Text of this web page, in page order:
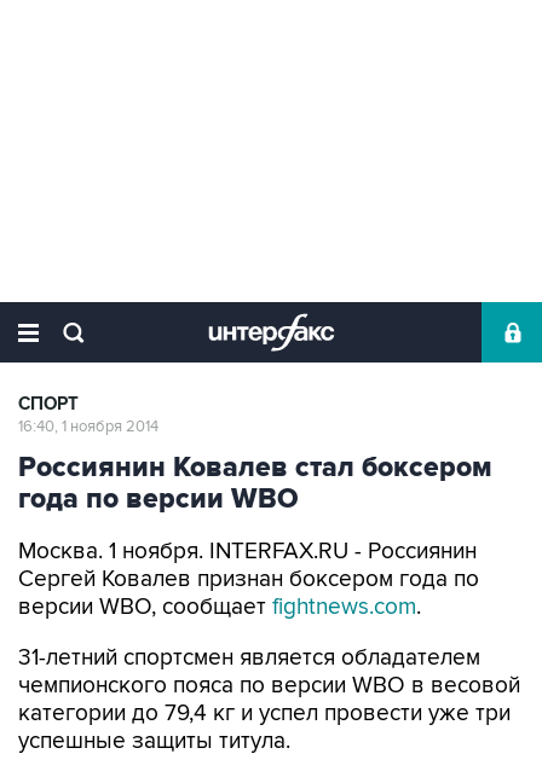
СПОРТ
16:40, 1 ноября 2014
Россиянин Ковалев стал боксером
года по версии WBO
Москва. 1 ноября. INTERFAX.RU - Россиянин
Сергей Ковалев признан боксером года по
версии WBO, сообщает fightnews.com.
31-летний спортсмен является обладателем
чемпионского пояса по версии WBO в весовой
категории до 79,4 кг и успел провести уже три
успешные защиты титула.